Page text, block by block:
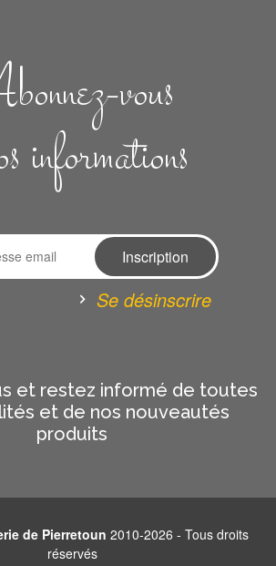
vous
informations
Se désinscrire
et restez informé de toutes
et de nos nouveautés
produits
de Pierretoun 2010-2026 - Tous droits
réservés